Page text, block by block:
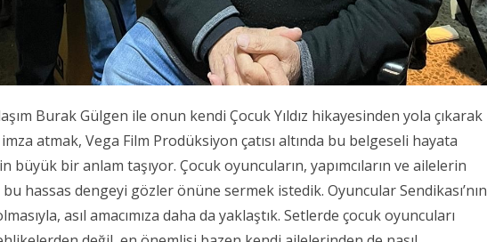
Burak Gülgen ile onun kendi Çocuk Yıldız hikayesinden yola çıkarak
atmak, Vega Film Prodüksiyon çatısı altında bu belgeseli hayata
büyük bir anlam taşıyor. Çocuk oyuncuların, yapımcıların ve ailelerin
hassas dengeyi gözler önüne sermek istedik. Oyuncular Sendikası’nın
asıl amacımıza daha da yaklaştık. Setlerde çocuk oyuncuları